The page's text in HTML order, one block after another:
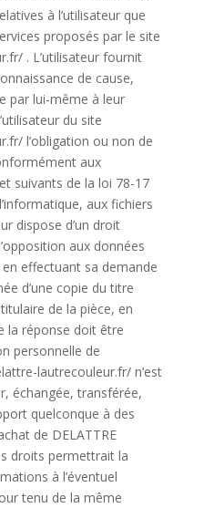
à l’utilisateur que
proposés par le site
. L’utilisateur fournit
de cause,
par lui-même à leur
du site
l’obligation ou non de
aux
suivants de la loi 78-17
aux fichiers
dispose d’un droit
aux données
effectuant sa demande
d’une copie du titre
de la pièce, en
la réponse doit être
personnelle de
lautrecouleur.fr/ n’est
échangée, transférée,
quelconque à des
de DELATTRE
droits permettrait la
à l’éventuel
tenu de la même